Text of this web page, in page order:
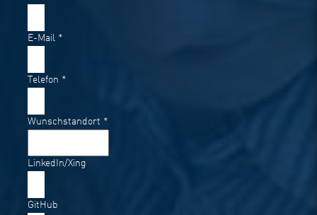
E-Mail *
Telefon *
Wunschstandort *
LinkedIn/Xing
GitHub